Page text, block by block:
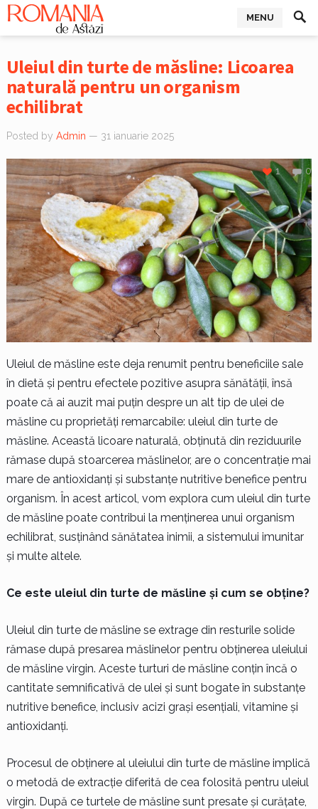
MENU
Uleiul din turte de măsline: Licoarea
naturală pentru un organism
echilibrat
Posted by Admin — 31 ianuarie 2025
0
1
Uleiul de măsline este deja renumit pentru beneficiile sale
în dietă și pentru efectele pozitive asupra sănătății, însă
poate că ai auzit mai puțin despre un alt tip de ulei de
măsline cu proprietăți remarcabile: uleiul din turte de
măsline. Această licoare naturală, obținută din reziduurile
rămase după stoarcerea măslinelor, are o concentrație mai
mare de antioxidanți și substanțe nutritive benefice pentru
organism. În acest articol, vom explora cum uleiul din turte
de măsline poate contribui la menținerea unui organism
echilibrat, susținând sănătatea inimii, a sistemului imunitar
și multe altele.
Ce este uleiul din turte de măsline și cum se obține?
Uleiul din turte de măsline se extrage din resturile solide
rămase după presarea măslinelor pentru obținerea uleiului
de măsline virgin. Aceste turturi de măsline conțin încă o
cantitate semnificativă de ulei și sunt bogate în substanțe
nutritive benefice, inclusiv acizi grași esențiali, vitamine și
antioxidanți.
Procesul de obținere al uleiului din turte de măsline implică
o metodă de extracție diferită de cea folosită pentru uleiul
virgin. După ce turtele de măsline sunt presate și curățate,